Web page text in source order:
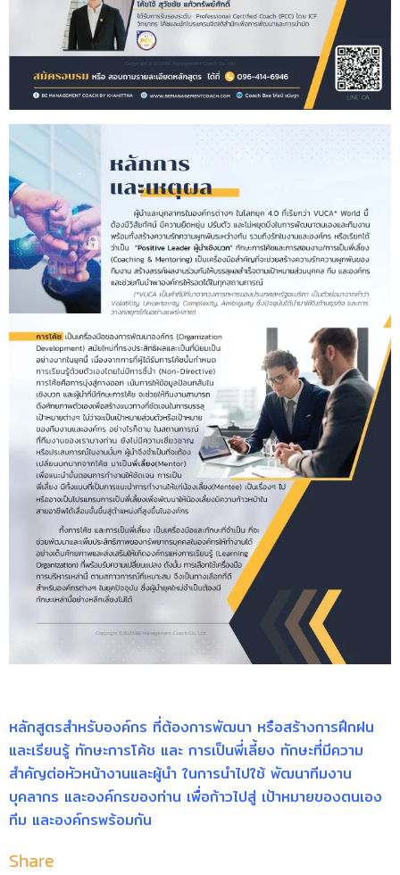
หลักสูตรสำหรับองค์กร ที่ต้องการพัฒนา หรือสร้างการฝึกฝน
และเรียนรู้ ทักษะการโค้ช และ การเป็นพี่เลี้ยง ทักษะที่มีความ
สำคัญต่อหัวหน้างานและผู้นำ ในการนำไปใช้ พัฒนาทีมงาน
บุคลากร และองค์กรของท่าน เพื่อก้าวไปสู่ เป้าหมายของตนเอง
ทีม และองค์กรพร้อมกัน
Share